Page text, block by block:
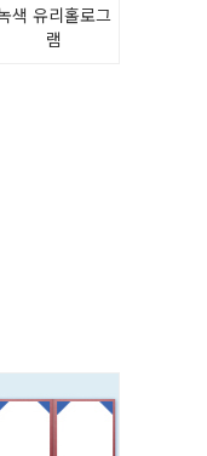
색 유리홀로그
램